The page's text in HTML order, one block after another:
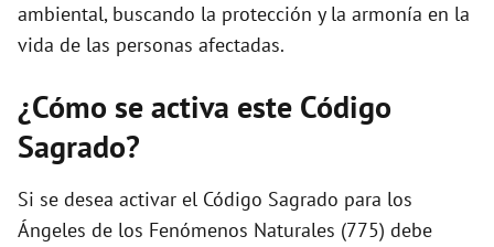
ambiental, buscando la protección y la armonía en la
vida de las personas afectadas.
¿Cómo se activa este Código
Sagrado?
Si se desea activar el Código Sagrado para los
Ángeles de los Fenómenos Naturales (775) debe